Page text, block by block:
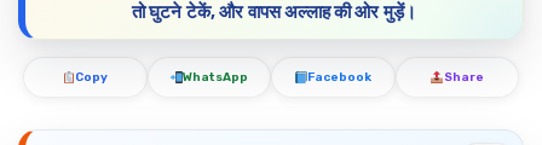
तो घुटने टेकें, और वापस अल्लाह की ओर मुड़ें।
Copy WhatsApp Facebook Share